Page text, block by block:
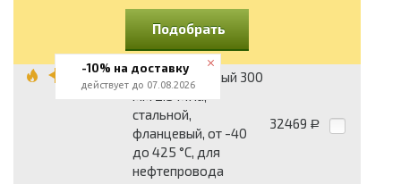
Подобрать
Затвор обратный 300
мм 2.5 МПа,
стальной,
фланцевый, от -40
до 425 °С, для
нефтепровода
32469 Р
-10% на доставку
действует до 07.08.2026